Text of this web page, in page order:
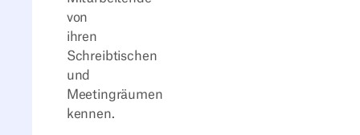
von
ihren
Schreibtischen
und
Meetingräumen
kennen.